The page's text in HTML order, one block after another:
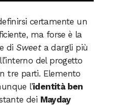
certamente un
ma forse è la
diSweeta dargli più
del progetto
tre parti. Elemento
l’identità ben
dei Mayday